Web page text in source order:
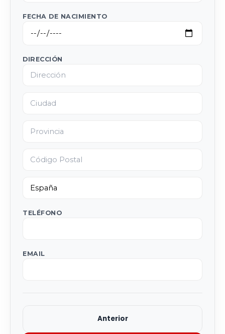
FECHA DE NACIMIENTO
DIRECCIÓN
TELÉFONO
EMAIL
Anterior